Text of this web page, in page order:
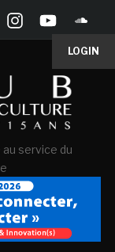
LOGIN
service du